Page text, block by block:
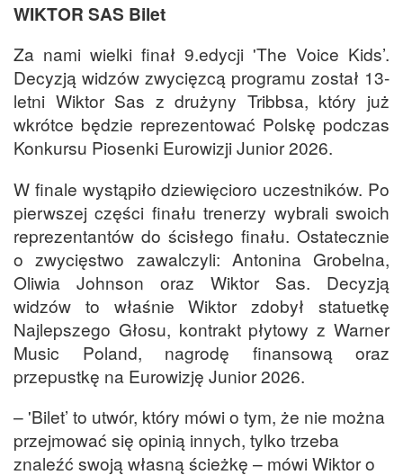
WIKTOR SAS Bilet
Za nami wielki finał 9.edycji 'The Voice Kids’.
Decyzją widzów zwycięzcą programu został 13-
letni Wiktor Sas z drużyny Tribbsa, który już
wkrótce będzie reprezentować Polskę podczas
Konkursu Piosenki Eurowizji Junior 2026.
W finale wystąpiło dziewięcioro uczestników. Po
pierwszej części finału trenerzy wybrali swoich
reprezentantów do ścisłego finału. Ostatecznie
o zwycięstwo zawalczyli: Antonina Grobelna,
Oliwia Johnson oraz Wiktor Sas. Decyzją
widzów to właśnie Wiktor zdobył statuetkę
Najlepszego Głosu, kontrakt płytowy z Warner
Music Poland, nagrodę finansową oraz
przepustkę na Eurowizję Junior 2026.
– 'Bilet’ to utwór, który mówi o tym, że nie można
przejmować się opinią innych, tylko trzeba
znaleźć swoją własną ścieżkę – mówi Wiktor o